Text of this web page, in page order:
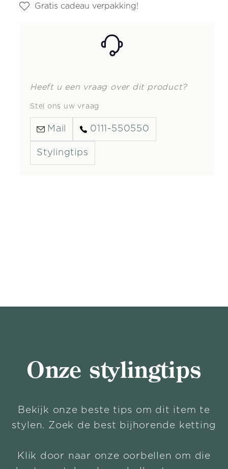
Gratis cadeau verpakking!
Heeft u een vraag over dit product?
Stel ons uw vraag
Mail 0111-550550
Stylingtips
Onze stylingtips
Bekijk onze beste tips om dit item te
stylen. Zoek de best bijhorende ketting
Klik door naar onze oorbellen om die